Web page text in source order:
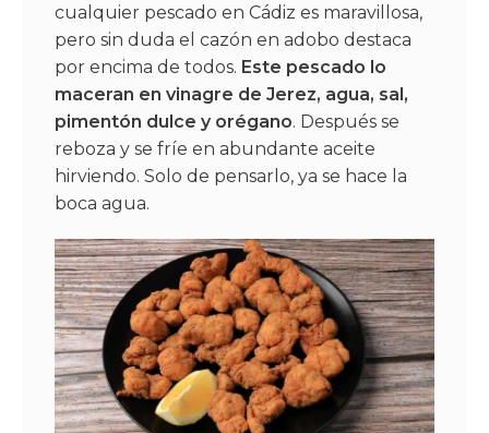
cualquier pescado en Cádiz es maravillosa,
pero sin duda el cazón en adobo destaca
por encima de todos. Este pescado lo
maceran en vinagre de Jerez, agua, sal,
pimentón dulce y orégano. Después se
reboza y se fríe en abundante aceite
hirviendo. Solo de pensarlo, ya se hace la
boca agua.